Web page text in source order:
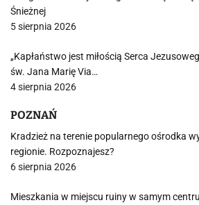
Śnieżnej
5 sierpnia 2026
„Kapłaństwo jest miłością Serca
św. Jana Marię Via…
4 sierpnia 2026
POZNAŃ
Kradzież na terenie popularnego ośrodka
regionie. Rozpoznajesz?
6 sierpnia 2026
Mieszkania w miejscu ruiny w samym